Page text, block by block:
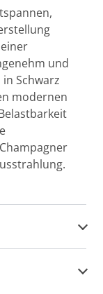
und
Schwarz
modernen